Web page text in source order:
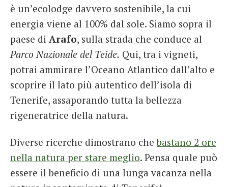
è un’ecolodge davvero sostenibile, la cui
energia viene al 100% dal sole. Siamo sopra il
paese di Arafo, sulla strada che conduce al
Parco Nazionale del Teide. Qui, tra i vigneti,
potrai ammirare l’Oceano Atlantico dall’alto e
scoprire il lato più autentico dell’isola di
Tenerife, assaporando tutta la bellezza
rigeneratrice della natura.
Diverse ricerche dimostrano chebastano 2 ore
nella natura per stare meglio. Pensa quale può
essere il beneficio di una lunga vacanza nella